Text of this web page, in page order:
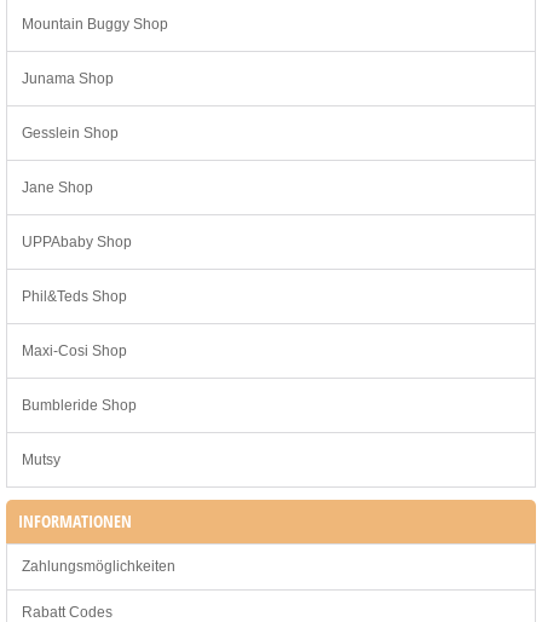
Mountain Buggy Shop
Junama Shop
Gesslein Shop
Jane Shop
UPPAbaby Shop
Phil&Teds Shop
Maxi-Cosi Shop
Bumbleride Shop
Mutsy
INFORMATIONEN
Zahlungsmöglichkeiten
Rabatt Codes